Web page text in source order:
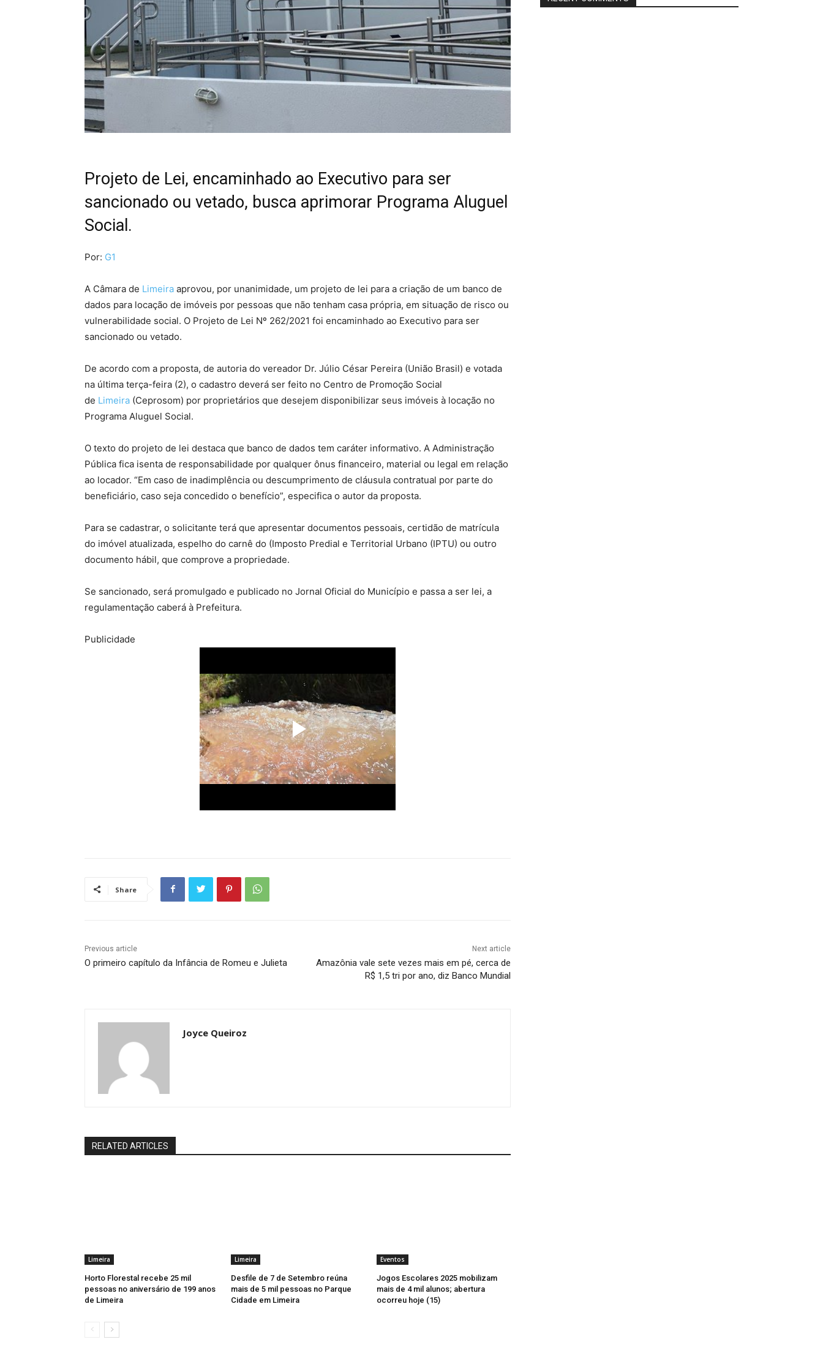
Projeto de Lei, encaminhado ao Executivo para ser
sancionado ou vetado, busca aprimorar Programa Aluguel
Social.
Por: G1
A Câmara de Limeira aprovou, por unanimidade, um projeto de lei para a criação de um banco de
dados para locação de imóveis por pessoas que não tenham casa própria, em situação de risco ou
vulnerabilidade social. O Projeto de Lei Nº 262/2021 foi encaminhado ao Executivo para ser
sancionado ou vetado.
De acordo com a proposta, de autoria do vereador Dr. Júlio César Pereira (União Brasil) e votada
na última terça-feira (2), o cadastro deverá ser feito no Centro de Promoção Social
de Limeira (Ceprosom) por proprietários que desejem disponibilizar seus imóveis à locação no
Programa Aluguel Social.
O texto do projeto de lei destaca que banco de dados tem caráter informativo. A Administração
Pública fica isenta de responsabilidade por qualquer ônus financeiro, material ou legal em relação
ao locador. “Em caso de inadimplência ou descumprimento de cláusula contratual por parte do
beneficiário, caso seja concedido o benefício”, especifica o autor da proposta.
Para se cadastrar, o solicitante terá que apresentar documentos pessoais, certidão de matrícula
do imóvel atualizada, espelho do carnê do (Imposto Predial e Territorial Urbano (IPTU) ou outro
documento hábil, que comprove a propriedade.
Se sancionado, será promulgado e publicado no Jornal Oficial do Município e passa a ser lei, a
regulamentação caberá à Prefeitura.
Publicidade
Share
Previous article
O primeiro capítulo da Infância de Romeu e Julieta
Next article
Amazônia vale sete vezes mais em pé, cerca de
R$ 1,5 tri por ano, diz Banco Mundial
Joyce Queiroz
RELATED ARTICLES
Limeira
Horto Florestal recebe 25 mil
pessoas no aniversário de 199 anos
de Limeira
Limeira
Desfile de 7 de Setembro reúna
mais de 5 mil pessoas no Parque
Cidade em Limeira
Eventos
Jogos Escolares 2025 mobilizam
mais de 4 mil alunos; abertura
ocorreu hoje (15)